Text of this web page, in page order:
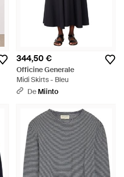
344,50 €
Officine Generale
Midi Skirts - Bleu
De Miinto